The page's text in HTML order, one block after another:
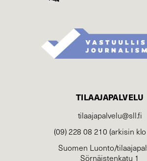
TILAAJAPALVELU
tilaajapalvelu@sll.fi
(09) 228 08 210 (arkisin
Suomen Luonto/
Sörnäistenkatu 1